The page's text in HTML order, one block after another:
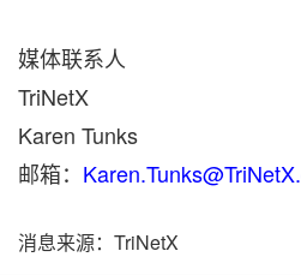
媒体联系人
TriNetX
Karen Tunks
邮箱：
消息来源：TriNetX